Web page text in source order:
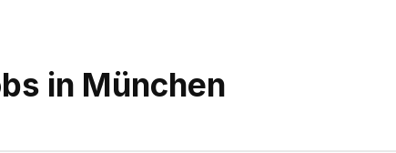
in München